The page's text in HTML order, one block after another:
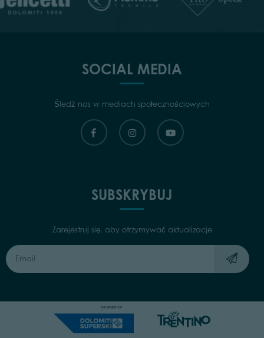
SOCIAL MEDIA
Śledź nas w mediach społecznościowych
SUBSKRYBUJ
Zarejestruj się, aby otrzymywać aktualizacje